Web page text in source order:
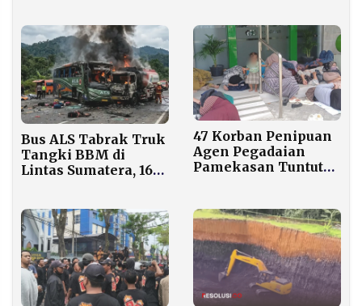
Berkumpul dari
Penjuru Negeri
Bus ALS Tabrak Truk
Tangki BBM di
Lintas Sumatera, 16
Awak Truk
47 Korban Penipuan
Agen Pegadaian
Pamekasan Tuntut
Tunggu Putusan
Pengadilan